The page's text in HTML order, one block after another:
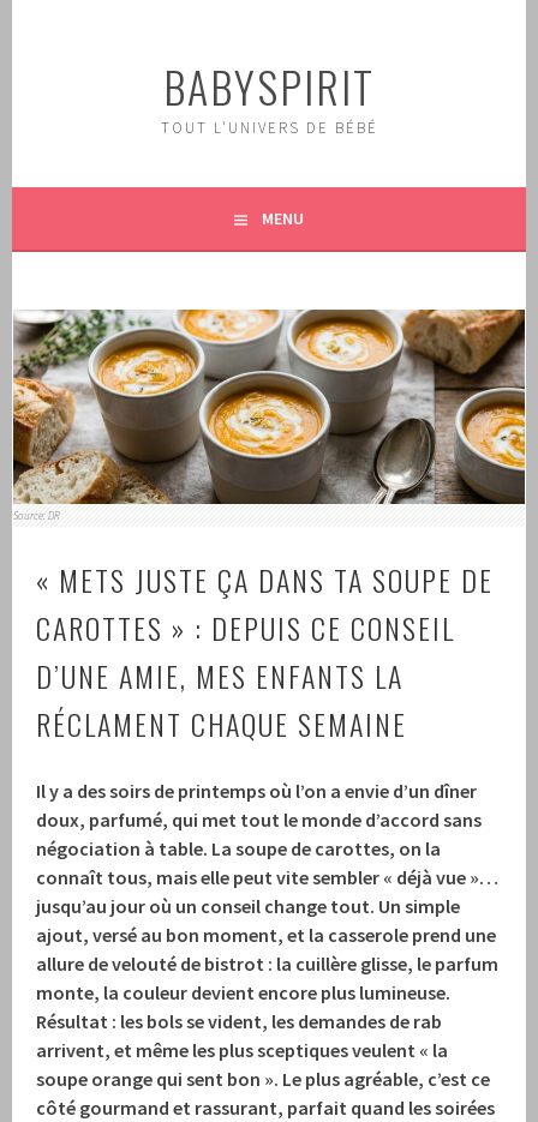
BABYSPIRIT
TOUT L'UNIVERS DE BÉBÉ
MENU
Source: DR
« METS JUSTE ÇA DANS TA SOUPE DE
CAROTTES » : DEPUIS CE CONSEIL
D’UNE AMIE, MES ENFANTS LA
RÉCLAMENT CHAQUE SEMAINE
Il y a des soirs de printemps où l’on a envie d’un dîner
doux, parfumé, qui met tout le monde d’accord sans
négociation à table. La soupe de carottes, on la
connaît tous, mais elle peut vite sembler « déjà vue »…
jusqu’au jour où un conseil change tout. Un simple
ajout, versé au bon moment, et la casserole prend une
allure de velouté de bistrot : la cuillère glisse, le parfum
monte, la couleur devient encore plus lumineuse.
Résultat : les bols se vident, les demandes de rab
arrivent, et même les plus sceptiques veulent « la
soupe orange qui sent bon ». Le plus agréable, c’est ce
côté gourmand et rassurant, parfait quand les soirées